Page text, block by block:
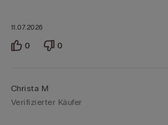
11.07.2026
0 0
Christa M
Verifizierter Käufer